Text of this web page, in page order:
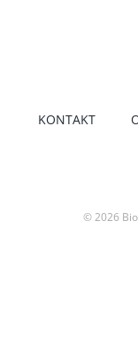
KONTAKT
© 2026